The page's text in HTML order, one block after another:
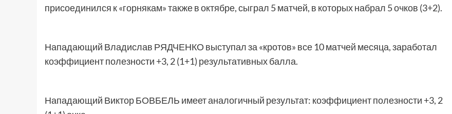
присоединился к «горнякам» также в октябре, сыграл 5 матчей, в которых набрал 5 очков (3+2).
Нападающий Владислав РЯДЧЕНКО выступал за «кротов» все 10 матчей месяца, заработал
коэффициент полезности +3, 2 (1+1) результативных балла.
Нападающий Виктор БОВБЕЛЬ имеет аналогичный результат: коэффициент полезности +3, 2